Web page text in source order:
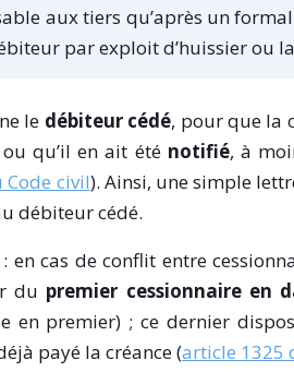
aux tiers qu’après un
par exploit d’huissier ou
le débiteur cédé, pour que la
qu’il en ait été notifié, à
civil). Ainsi, une simple
débiteur cédé.
cas de conflit entre
du premier cessionnaire en
en premier) ; ce dernier
payé la créance (article 1325